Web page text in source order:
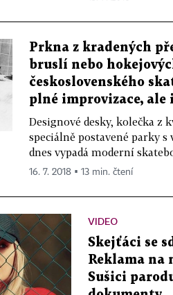
Prkna z kradených
bruslí nebo
československého
plné improvizace, ale
Designové desky, kolečka z
speciálně postavené parky
dnes vypadá moderní
16. 7. 2018 ▪ 13 min. čtení
VIDEO
Skejťáci se
Reklama na
Sušici